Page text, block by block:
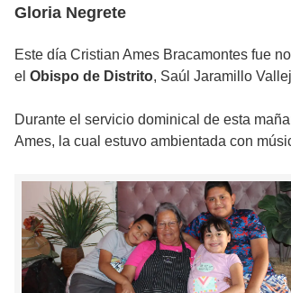
Gloria Negrete
Este día Cristian Ames Bracamontes fue
el Obispo de Distrito, Saúl Jaramillo
Durante el servicio dominical de esta
Ames, la cual estuvo ambientada con